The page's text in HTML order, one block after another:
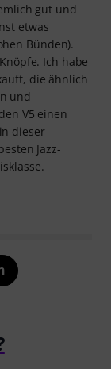
gut und
etwas
Bünden).
Ich habe
die ähnlich
und
V5 einen
dieser
Jazz-